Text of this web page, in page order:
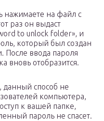
нажимаете на файл с
раз он выдаст
to unlock folder», и
который был создан
После ввода пароля
вновь отобразится.
способ не
компьютера,
к вашей папке,
пароль не спасет.